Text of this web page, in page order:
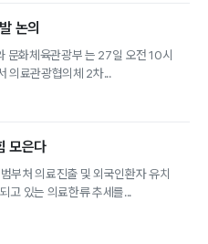
논의
문화체육관광부 는 27일 오전 10시
의료관광협의체 2차...
모은다
부처 의료진출 및 외국인환자 유치
고 있는 의료한류 추세를...